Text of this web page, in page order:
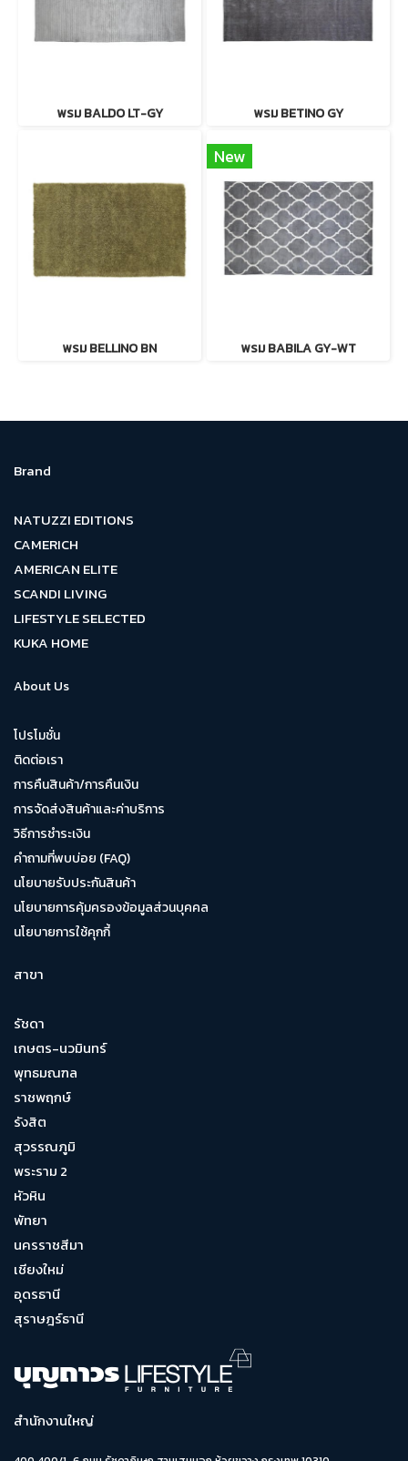
พรม BALDO LT-GY พรม BETINO GY
พรม BELLINO BN
New
พรม BABILA GY-WT
Brand
NATUZZI EDITIONS
CAMERICH
AMERICAN ELITE
SCANDI LIVING
LIFESTYLE SELECTED
KUKA HOME
About Us
โปรโมชั่น
ติดต่อเรา
การคืนสินค้า/การคืนเงิน
การจัดส่งสินค้าและค่าบริการ
วิธีการชำระเงิน
คำถามที่พบบ่อย (FAQ)
นโยบายรับประกันสินค้า
นโยบายการคุ้มครองข้อมูลส่วนบุคคล
นโยบายการใช้คุกกี้
สาขา
รัชดา
เกษตร-นวมินทร์
พุทธมณฑล
ราชพฤกษ์
รังสิต
สุวรรณภูมิ
พระราม 2
หัวหิน
พัทยา
นครราชสีมา
เชียงใหม่
อุดรธานี
สุราษฎร์ธานี
สำนักงานใหญ่